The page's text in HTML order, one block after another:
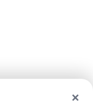
×